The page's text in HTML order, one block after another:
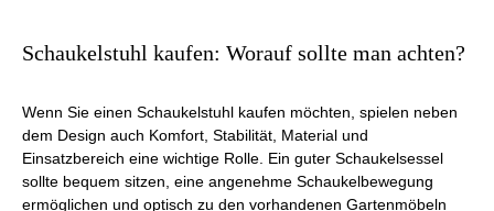
Schaukelstuhl kaufen: Worauf sollte man achten?
Wenn Sie einen Schaukelstuhl kaufen möchten, spielen neben
dem Design auch Komfort, Stabilität, Material und
Einsatzbereich eine wichtige Rolle. Ein guter Schaukelsessel
sollte bequem sitzen, eine angenehme Schaukelbewegung
ermöglichen und optisch zu den vorhandenen Gartenmöbeln